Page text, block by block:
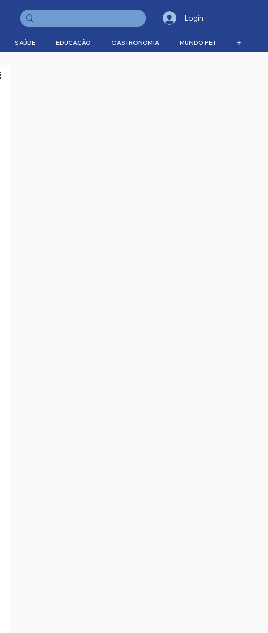
Login
SAÚDE EDUCAÇÃO GASTRONOMIA MUNDO PET ➕